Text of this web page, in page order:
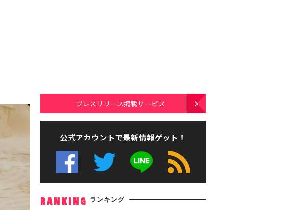
プレスリリース掲載サービス
公式アカウントで最新情報ゲット！
RANKING ランキング